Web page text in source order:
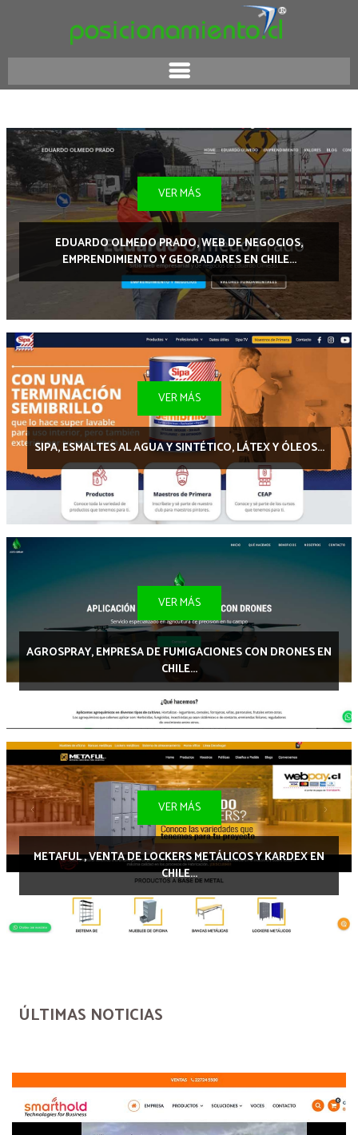
VER MÁS
EDUARDO OLMEDO PRADO, WEB DE NEGOCIOS,
EMPRENDIMIENTO Y GEORADARES EN CHILE...
VER MÁS
SIPA, ESMALTES AL AGUA Y SINTÉTICO, LÁTEX Y ÓLEOS...
VER MÁS
AGROSPRAY, EMPRESA DE FUMIGACIONES CON DRONES EN
CHILE...
VER MÁS
METAFUL , VENTA DE LOCKERS METÁLICOS Y KARDEX EN
CHILE...
ÚLTIMAS NOTICIAS